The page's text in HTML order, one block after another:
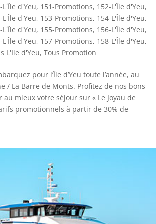
L'Île d'Yeu, 151-Promotions, 152-L'Île d'Yeu,
L'Île d'Yeu, 153-Promotions, 154-L'Île d'Yeu,
L'Île d'Yeu, 155-Promotions, 156-L'Île d'Yeu,
L'Île d'Yeu, 157-Promotions, 158-L'Île d'Yeu,
L'Ile d'Yeu, Tous Promotion
pour l’Île d’Yeu toute l’année, au
/ La Barre de Monts. Profitez de nos bons
mieux votre séjour sur « Le Joyau de
promotionnels à partir de 30% de